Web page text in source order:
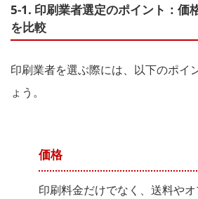
5-1. 印刷業者選定のポイント：価
を比較
印刷業者を選ぶ際には、以下のポイ
ょう。
価格
印刷料金だけでなく、送料や